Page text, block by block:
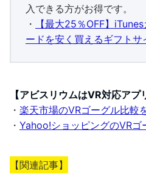
入できる方がお得です。
・
【最大25％OFF】
ードを安く買えるギフトサ
【アビスリウムはVR対応アプ
・ 楽天市場のVRゴーグル比較
・ Yahoo!ショッピングのVRゴ
【関連記事】